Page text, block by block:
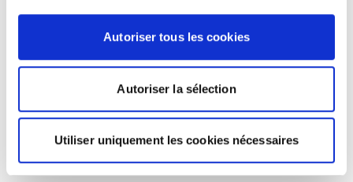
Autoriser tous les cookies
Autoriser la sélection
Utiliser uniquement les cookies nécessaires